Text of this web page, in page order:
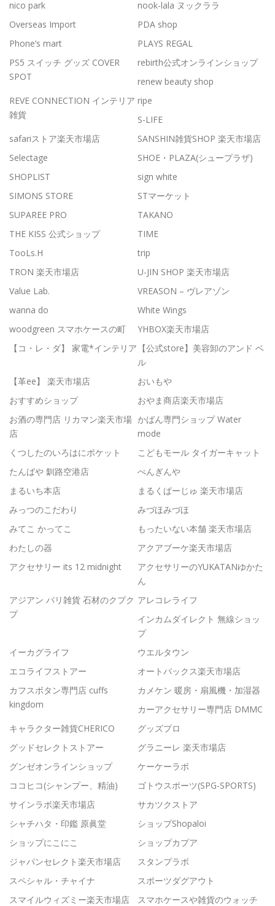
nico park
nook-lala ヌックララ
Overseas Import
PDA shop
Phone’s mart
PLAYS REGAL
PS5 スイッチ グッズ COVER
SPOT
rebirth公式オンラインショップ
renew beauty shop
REVE CONNECTION インテリア
雑貨
ripe
S-LIFE
safariストア楽天市場店
SANSHIN雑貨SHOP 楽天市場店
Selectage
SHOE・PLAZA(シュープラザ)
SHOPLIST
sign white
SIMONS STORE
STマーケット
SUPAREE PRO
TAKANO
THE KISS 公式ショップ
TIME
TooLs.H
trip
TRON 楽天市場店
U-JIN SHOP 楽天市場店
Value Lab.
VREASON – ヴレアゾン
wanna do
White Wings
woodgreen スマホケースの町
YHBOX楽天市場店
【コ・レ・ダ】 家電*インテリア 【公式store】美容卸のアンド ベ
ル
【革ee】 楽天市場店
おいもや
おすすめショップ
おやま商店楽天市場店
お酒の専門店 リカマン楽天市場
店
かばん専門ショップ Water
mode
くつしたのいろはにポケット
こどもモール タイガーキャット
たんばや 釧路空港店
ぺんぎんや
まるいち本店
まるくぱーじゅ 楽天市場店
みっつのこだわり
みづほみづほ
みてこ かってこ
もったいない本舗 楽天市場店
わたしの器
アクアブーケ楽天市場店
アクセサリー its 12 midnight
アクセサリーのYUKATANゆかた
ん
アジアン バリ雑貨 石材のクプク
プ
アレコレライフ
インカムダイレクト 無線ショッ
プ
イーカグライフ
ウエルタウン
エコライフストアー
オートバックス楽天市場店
カフスボタン専門店 cuffs
kingdom
カメケン 暖房・扇風機・加湿器
カーアクセサリー専門店 DMMC
キャラクター雑貨CHERICO
グッズプロ
グッドセレクトストアー
グラニーレ 楽天市場店
グンゼオンラインショップ
ケーケーラボ
ココヒコ(シャンプー、精油)
ゴトウスポーツ(SPG-SPORTS)
サインラボ楽天市場店
サカツクストア
シャチハタ・印鑑 原眞堂
ショップShopaloi
ショップにこにこ
ショップカプア
ジャパンセレクト楽天市場店
スタンプラボ
スペシャル・チャイナ
スポーツダグアウト
スマイルウィズミー楽天市場店
スマホケースや雑貨のウォッチ